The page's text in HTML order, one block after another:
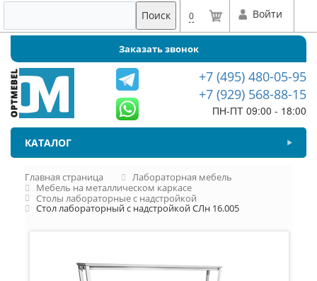
Поиск 0 Войти
Заказать звонок
+7 (495) 480-05-95
+7 (929) 568-88-15
ПН-ПТ 09:00 - 18:00
КАТАЛОГ
Главная страница
Лабораторная мебель
Мебель на металлическом каркасе
Столы лабораторные с надстройкой
Стол лабораторный с надстройкой СЛн 16.005